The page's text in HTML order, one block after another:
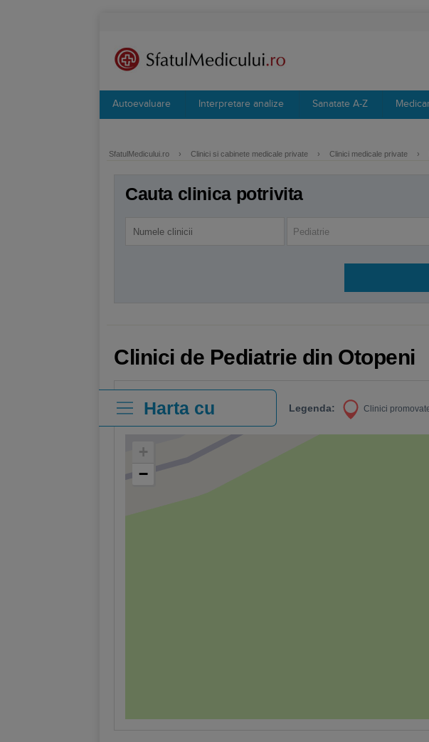
Autoevaluare Interpretare analize Sanatate A-Z
SfatulMedicului.ro › Clinici si cabinete medicale private › Clinici medicale private ›
Cauta clinica potrivita
Pediatrie
Clinici de Pediatrie din Otopeni
Harta cu
clinici
Legenda: Clinici
+
−